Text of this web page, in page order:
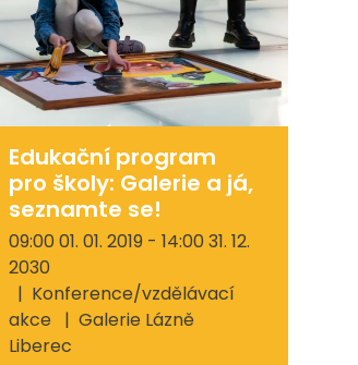
Edukační program
pro školy: Galerie a já,
seznamte se!
09:00 01. 01. 2019 - 14:00 31. 12.
2030
Konference/vzdělávací
akce
Galerie Lázně
Liberec